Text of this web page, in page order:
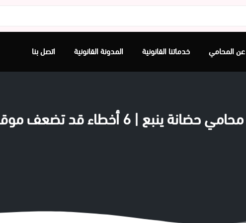
عن المحامي خدماتنا القانونية المدونة القانونية اتصل بنا
ﻣﺤﺎﻣﻲ ﺣﻀﺎﻧﺔ ﻳﻨﺒﻊ | 6 أخطاء قد تضعف موقفك